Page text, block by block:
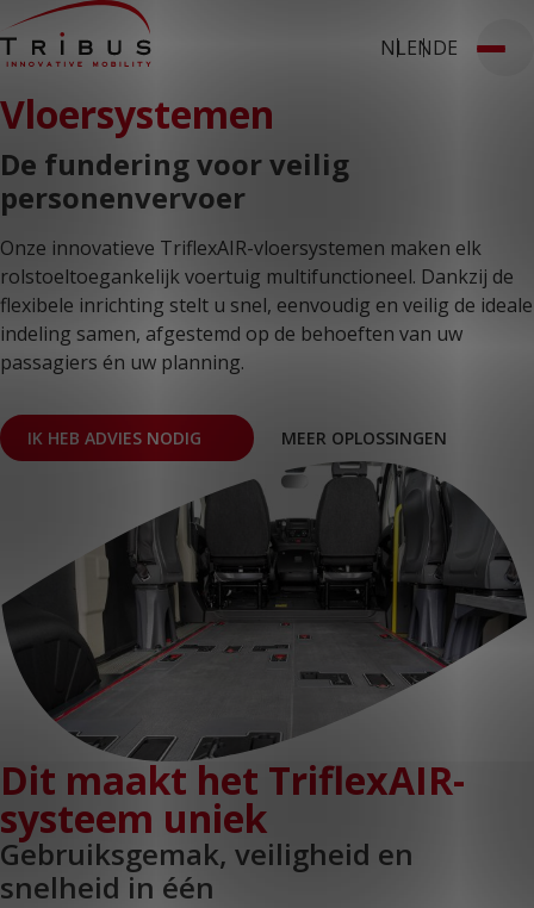
NLENDE
Webshop
Home
Onze oplossingen
Rolstoelbussen
Lagevloersbussen
Vloersystemen
Voor wie
Openbaar vervoer
Taxibedrijven
Luchthavens
Ombouwers
Klantcases
Contact
WERKEN BIJ TRIBUS
KLANTPORTAAL
Vloersystemen
De fundering voor veilig
personenvervoer
Onze innovatieve TriflexAIR-vloersystemen maken elk
rolstoeltoegankelijk voertuig multifunctioneel. Dankzij de
flexibele inrichting stelt u snel, eenvoudig en veilig de ideale
indeling samen, afgestemd op de behoeften van uw
passagiers én uw planning.
IK HEB ADVIES NODIG MEER OPLOSSINGEN
Dit maakt het TriflexAIR-
systeem uniek
Gebruiksgemak, veiligheid en
snelheid in één